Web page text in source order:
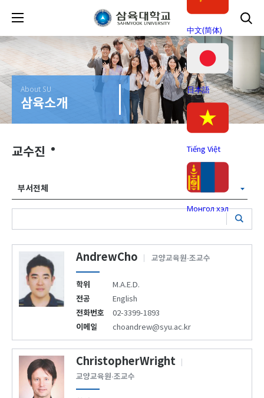
中文(简体)
日本語
Tiếng Việt
Монгол хэл
About SU
삼육소개
교수진
부서전체
AndrewCho 교양교육원·조교수
학위 M.A.E.D.
전공 English
전화번호 02-3399-1893
이메일 choandrew@syu.ac.kr
ChristopherWright
교양교육원·조교수